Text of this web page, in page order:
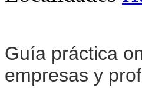
Guía práctica
empresas y